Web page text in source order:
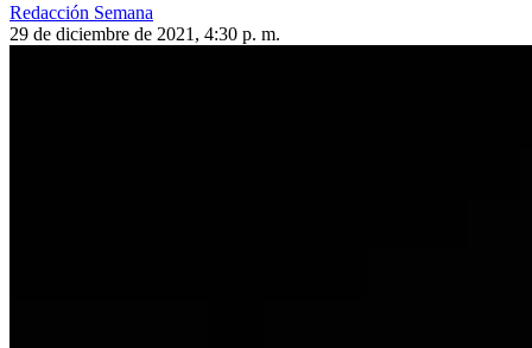
Redacción Semana
29 de diciembre de 2021, 4:30 p. m.